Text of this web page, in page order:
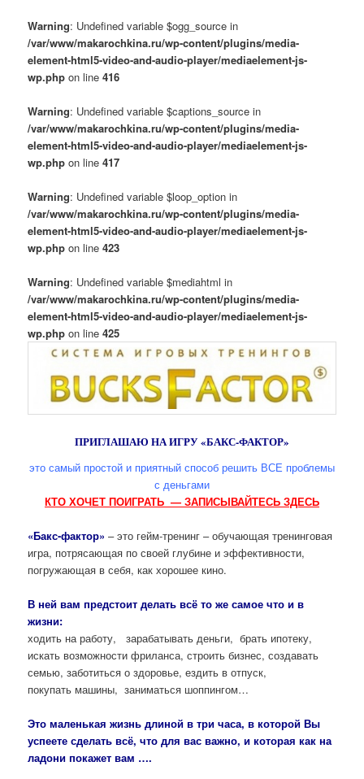
Warning: Undefined variable $ogg_source in
/var/www/makarochkina.ru/wp-content/plugins/media-
element-html5-video-and-audio-player/mediaelement-js-
wp.php on line416
Warning: Undefined variable $captions_source in
/var/www/makarochkina.ru/wp-content/plugins/media-
element-html5-video-and-audio-player/mediaelement-js-
wp.php on line417
Warning: Undefined variable $loop_option in
/var/www/makarochkina.ru/wp-content/plugins/media-
element-html5-video-and-audio-player/mediaelement-js-
wp.php on line423
Warning: Undefined variable $mediahtml in
/var/www/makarochkina.ru/wp-content/plugins/media-
element-html5-video-and-audio-player/mediaelement-js-
wp.php on line425
ПРИГЛАШАЮ НА ИГРУ «БАКС-ФАКТОР»
это самый простой и приятный способ решить ВСЕ проблемы
с деньгами
КТО ХОЧЕТ ПОИГРАТЬ — ЗАПИСЫВАЙТЕСЬ ЗДЕСЬ
«Бакс-фактор» – это гейм-тренинг – обучающая тренинговая
игра, потрясающая по своей глубине и эффективности,
погружающая в себя, как хорошее кино.
В ней вам предстоит делать всё то же самое что и в
жизни:
ходить на работу, зарабатывать деньги, брать ипотеку,
искать возможности фриланса, строить бизнес, создавать
семью, заботиться о здоровье, ездить в отпуск,
покупать машины, заниматься шоппингом…
Это маленькая жизнь длиной в три часа, в которой Вы
успеете сделать всё, что для вас важно, и которая как на
ладони покажет вам ….